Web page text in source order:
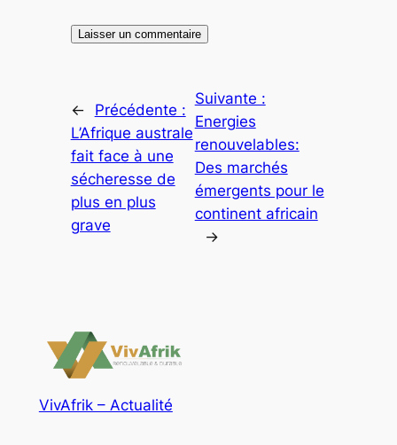
←
Précédente :
L’Afrique australe
fait face à une
sécheresse de
plus en plus
grave
Suivante :
Energies
renouvelables:
Des marchés
émergents pour le
continent africain
→
VivAfrik – Actualité